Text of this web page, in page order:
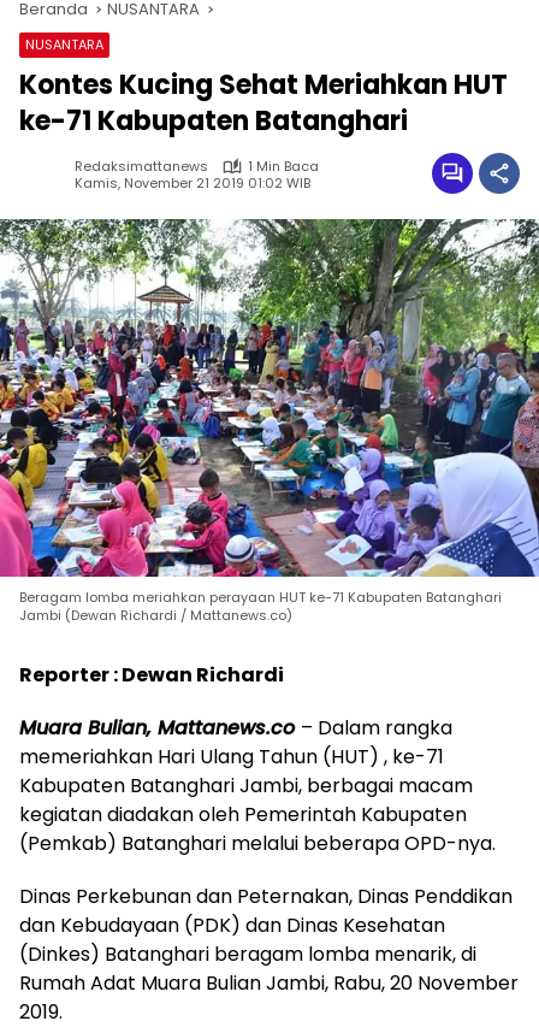
Beranda NUSANTARA
NUSANTARA
Kontes Kucing Sehat Meriahkan HUT
ke-71 Kabupaten Batanghari
Redaksimattanews
1 Min Baca
Kamis, November 21 2019 01:02 WIB
Beragam lomba meriahkan perayaan HUT ke-71 Kabupaten Batanghari
Jambi (Dewan Richardi / Mattanews.co)
Reporter : Dewan Richardi
Muara Bulian, Mattanews.co – Dalam rangka
memeriahkan Hari Ulang Tahun (HUT) , ke-71
Kabupaten Batanghari Jambi, berbagai macam
kegiatan diadakan oleh Pemerintah Kabupaten
(Pemkab) Batanghari melalui beberapa OPD-nya.
Dinas Perkebunan dan Peternakan, Dinas Penddikan
dan Kebudayaan (PDK) dan Dinas Kesehatan
(Dinkes) Batanghari beragam lomba menarik, di
Rumah Adat Muara Bulian Jambi, Rabu, 20 November
2019.